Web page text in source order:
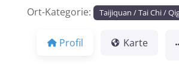
Ort-Kategorie: Taijiquan / Tai Chi /
Profil Karte